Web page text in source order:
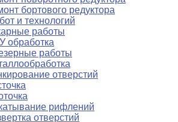
бортового редуктора
и технологий
работы
обработка
работы
отверстий
рифлений
отверстий